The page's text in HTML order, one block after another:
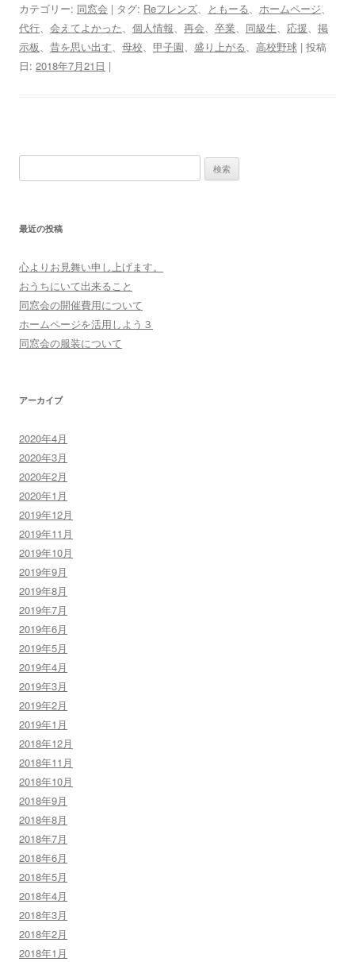
カテゴリー: 同窓会 | タグ: Reフレンズ、 ともーる、 ホームページ、
代行、 会えてよかった、 個人情報、 再会、 卒業、 同級生、 応援、 掲
示板、 昔を思い出す、 母校、 甲子園、 盛り上がる、 高校野球 | 投稿
日: 2018年7月21日 |
索:
最近の投稿
心よりお見舞い申し上げます。
おうちにいて出来ること
同窓会の開催費用について
ホームページを活用しよう３
同窓会の服装について
アーカイブ
2020年4月
2020年3月
2020年2月
2020年1月
2019年12月
2019年11月
2019年10月
2019年9月
2019年8月
2019年7月
2019年6月
2019年5月
2019年4月
2019年3月
2019年2月
2019年1月
2018年12月
2018年11月
2018年10月
2018年9月
2018年8月
2018年7月
2018年6月
2018年5月
2018年4月
2018年3月
2018年2月
2018年1月